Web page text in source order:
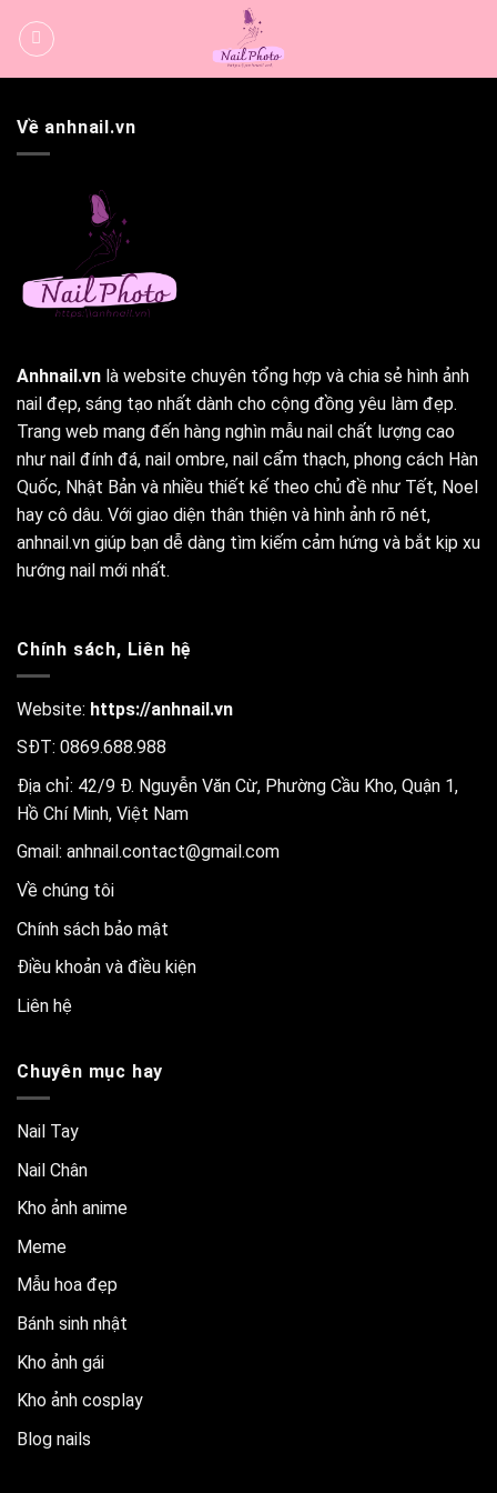
qua
Về anhnail.vn
Anhnail.vn là website chuyên tổng hợp và chia sẻ hình ảnh
nail đẹp, sáng tạo nhất dành cho cộng đồng yêu làm đẹp.
Trang web mang đến hàng nghìn mẫu nail chất lượng cao
như nail đính đá, nail ombre, nail cẩm thạch, phong cách Hàn
Quốc, Nhật Bản và nhiều thiết kế theo chủ đề như Tết, Noel
hay cô dâu. Với giao diện thân thiện và hình ảnh rõ nét,
anhnail.vn giúp bạn dễ dàng tìm kiếm cảm hứng và bắt kịp xu
hướng nail mới nhất.
Chính sách, Liên hệ
Website: https://anhnail.vn
SĐT: 0869.688.988
Địa chỉ: 42/9 Đ. Nguyễn Văn Cừ, Phường Cầu Kho, Quận 1,
Hồ Chí Minh, Việt Nam
Gmail: anhnail.contact@gmail.com
Về chúng tôi
Chính sách bảo mật
Điều khoản và điều kiện
Liên hệ
Chuyên mục hay
Nail Tay
Nail Chân
Kho ảnh anime
Meme
Mẫu hoa đẹp
Bánh sinh nhật
Kho ảnh gái
Kho ảnh cosplay
Blog nails